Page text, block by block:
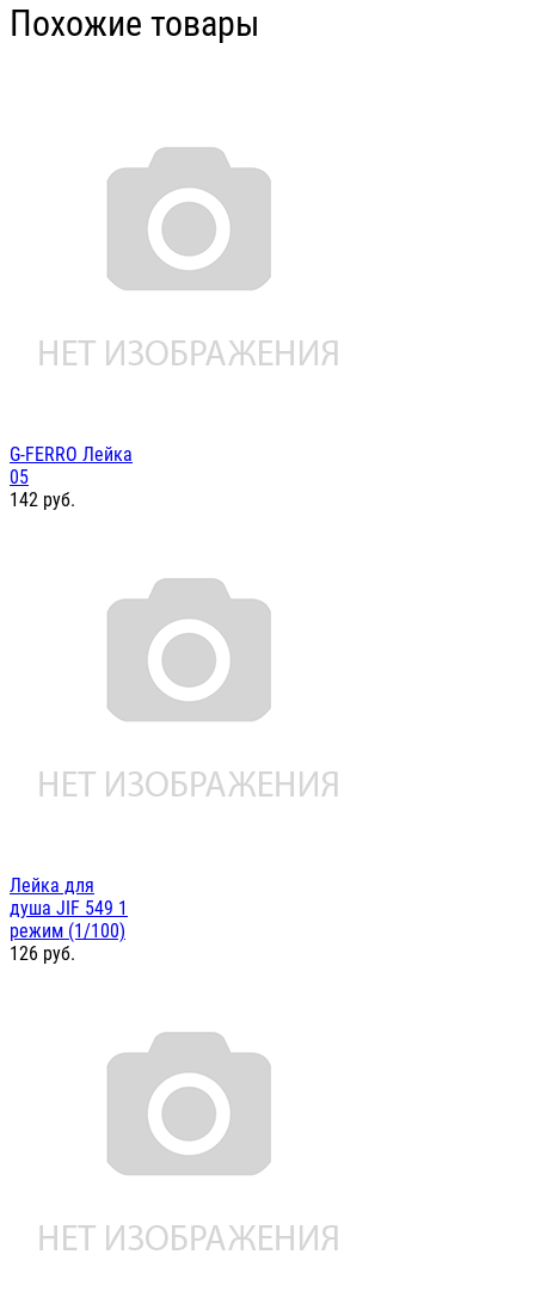
Похожие товары
G-FERRO Лейка
05
142 руб.
Лейка для
душа JIF 549 1
режим (1/100)
126 руб.